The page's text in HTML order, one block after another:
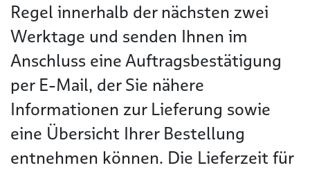
Regel innerhalb der nächsten zwei
Werktage und senden Ihnen im
Anschluss eine Auftragsbestätigung
per E-Mail, der Sie nähere
Informationen zur Lieferung sowie
eine Übersicht Ihrer Bestellung
entnehmen können. Die Lieferzeit für